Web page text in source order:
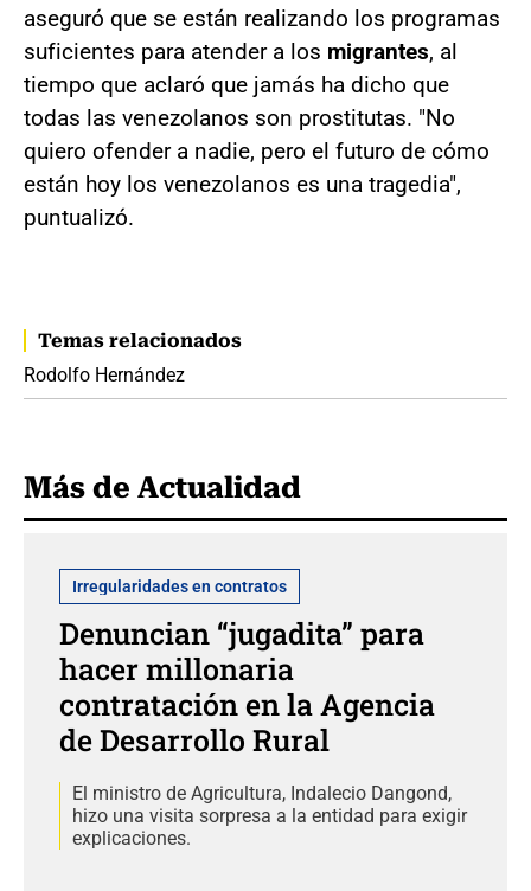
aseguró que se están realizando los programas
suficientes para atender a los migrantes, al
tiempo que aclaró que jamás ha dicho que
todas las venezolanos son prostitutas. "No
quiero ofender a nadie, pero el futuro de cómo
están hoy los venezolanos es una tragedia",
puntualizó.
Temas relacionados
Rodolfo Hernández
Más de Actualidad
Irregularidades en contratos
Denuncian “jugadita” para
hacer millonaria
contratación en la Agencia
de Desarrollo Rural
El ministro de Agricultura, Indalecio Dangond,
hizo una visita sorpresa a la entidad para exigir
explicaciones.